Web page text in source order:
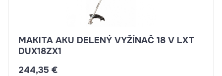
MAKITA AKU DELENÝ VYŽÍNAČ 18 V LXT
DUX18ZX1
244,35 €